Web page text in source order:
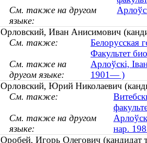
См. также на другом
языке:
Орловский, Иван Анисимович
См. также:
Белорусская
Факультет
См. также на
другом языке:
Арлоўскі,
1901— )
Орловский, Юрий Николаевич
См. также:
См. также на другом
языке:
нар.
Оробей, Игорь Олегович (кандидат